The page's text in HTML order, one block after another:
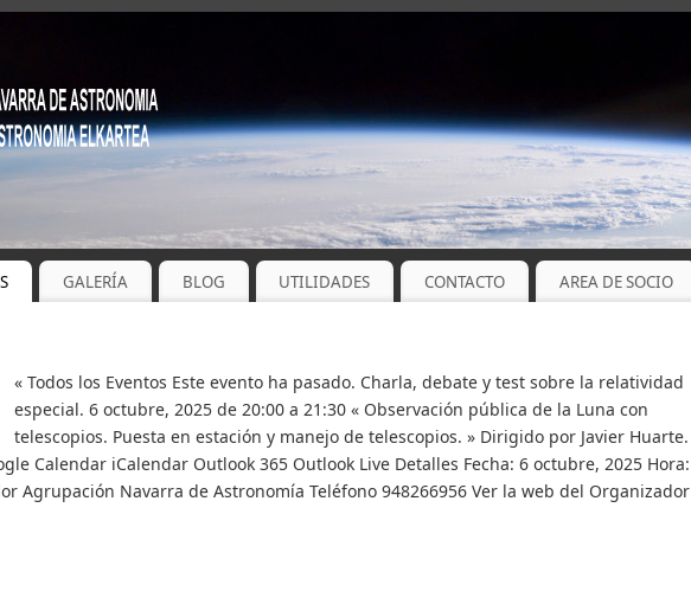
GALERÍA BLOG UTILIDADES CONTACTO AREA DE SOCIO
« Todos los Eventos Este evento ha pasado. Charla, debate y test sobre la relatividad
especial. 6 octubre, 2025 de 20:00 a 21:30 « Observación pública de la Luna con
telescopios. Puesta en estación y manejo de telescopios. » Dirigido por Javier Huarte.
Calendar iCalendar Outlook 365 Outlook Live Detalles Fecha: 6 octubre, 2025 Hora:
Agrupación Navarra de Astronomía Teléfono 948266956 Ver la web del Organizador